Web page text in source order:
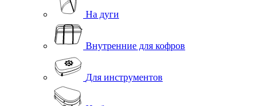
На дуги
Внутренние для кофров
Для инструментов